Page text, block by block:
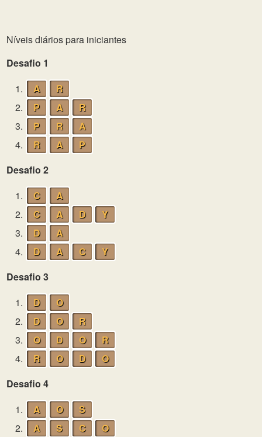
Níveis diários para iniciantes
Desafio 1
1.
A
R
2.
P A
R
3.
P R
A
4.
R A
P
Desafio 2
1.
C
A
2.
C A D
Y
3.
D
A
4.
D A C
Y
Desafio 3
1.
D
O
2.
D O
R
3.
O D O
R
4.
R O D
O
Desafio 4
1.
A O
S
2.
A S C
O